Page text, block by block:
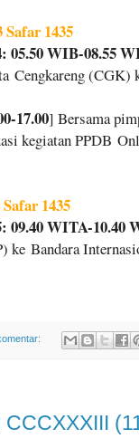
Safar 1435
05.50 WIB-08.55
Cengkareng (CGK)
17.00] Bersama
kegiatan PPDB
1435
09.40 WITA-10.40
ke Bandara